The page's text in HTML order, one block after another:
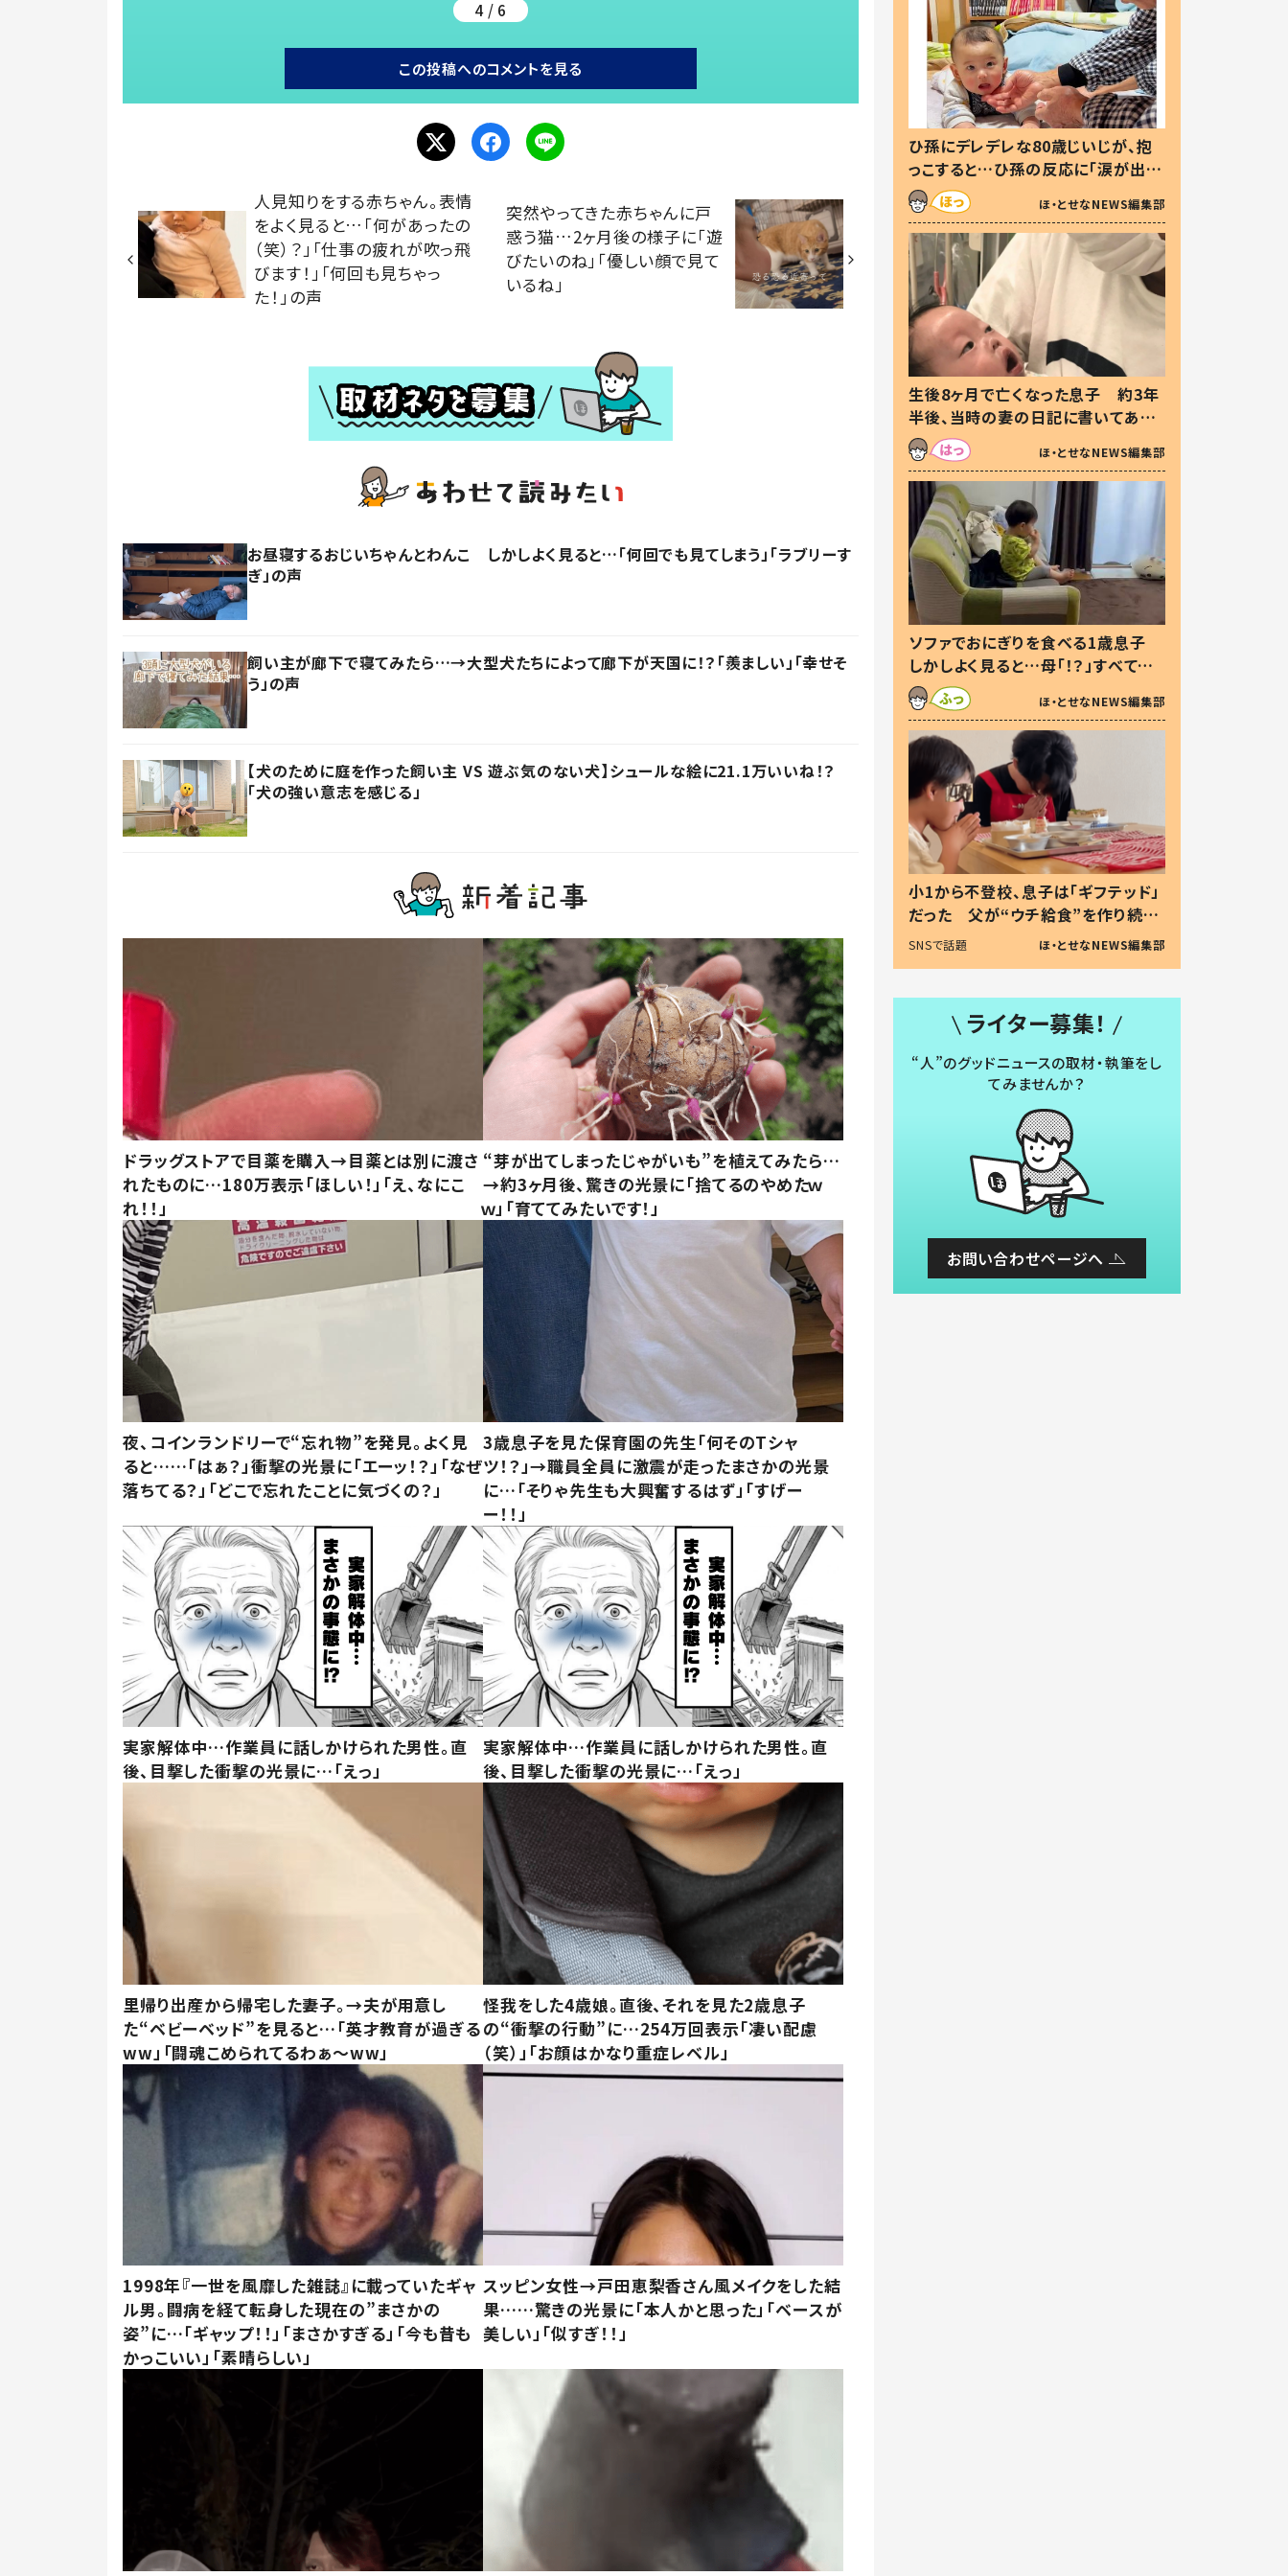
4 / 6
この投稿へのコメントを見る
人見知りをする赤ちゃん。表情
をよく見ると…「何があったの
（笑）？」「仕事の疲れが吹っ飛
びます！」「何回も見ちゃっ
た！」の声
突然やってきた赤ちゃんに戸
惑う猫…2ヶ月後の様子に「遊
びたいのね」「優しい顔で見て
いるね」
お昼寝するおじいちゃんとわんこ しかしよく見ると…「何回でも見てしまう」「ラブリーす
ぎ」の声
飼い主が廊下で寝てみたら…→大型犬たちによって廊下が天国に！？「羨ましい」「幸せそ
う」の声
【犬のために庭を作った飼い主 VS 遊ぶ気のない犬】シュールな絵に21.1万いいね！？
「犬の強い意志を感じる」
ドラッグストアで目薬を購入→目薬とは別に渡さ
れたものに…180万表示「ほしい！」「え、なにこ
れ！！」
“芽が出てしまったじゃがいも”を植えてみたら…
→約3ヶ月後、驚きの光景に「捨てるのやめたｗ
ｗ」「育ててみたいです！」
夜、コインランドリーで“忘れ物”を発見。よく見
ると……「はぁ？」衝撃の光景に「エーッ！？」「なぜ
落ちてる？」「どこで忘れたことに気づくの？」
3歳息子を見た保育園の先生「何そのTシャ
ツ！？」→職員全員に激震が走ったまさかの光景
に…「そりゃ先生も大興奮するはず」「すげー
ー！！」
実家解体中…作業員に話しかけられた男性。直
後、目撃した衝撃の光景に…「えっ」
実家解体中…作業員に話しかけられた男性。直
後、目撃した衝撃の光景に…「えっ」
里帰り出産から帰宅した妻子。→夫が用意し
た“ベビーベッド”を見ると…「英才教育が過ぎる
ww」「闘魂こめられてるわぁ～ww」
怪我をした4歳娘。直後、それを見た2歳息子
の“衝撃の行動”に…254万回表示「凄い配慮
（笑）」「お顔はかなり重症レベル」
1998年『一世を風靡した雑誌』に載っていたギャ
ル男。闘病を経て転身した現在の”まさかの
姿”に…「ギャップ！！」「まさかすぎる」「今も昔も
かっこいい」「素晴らしい」
スッピン女性→戸田恵梨香さん風メイクをした結
果……驚きの光景に「本人かと思った」「ベースが
美しい」「似すぎ！！」
ひ孫にデレデレな80歳じいじが、抱
っこすると…ひ孫の反応に「涙が出ま
した」「可愛くて仕方ない」
ほ・とせなNEWS編集部
生後8ヶ月で亡くなった息子 約3年
半後、当時の妻の日記に書いてあっ
た本音とは
ほ・とせなNEWS編集部
ソファでおにぎりを食べる1歳息子
しかしよく見ると…母「！？」すべてを
察した母の投稿に「可愛いから許
す！」「現行犯〜」
ほ・とせなNEWS編集部
小1から不登校、息子は「ギフテッド」
だった 父が“ウチ給食”を作り続け
る理由とは #令和の親 #令和の子
SNSで話題 ほ・とせなNEWS編集部
ライター募集！
“人”のグッドニュースの取材・執筆をし
てみませんか？
お問い合わせページへ